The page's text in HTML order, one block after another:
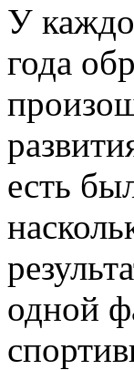
У
года
есть
одной